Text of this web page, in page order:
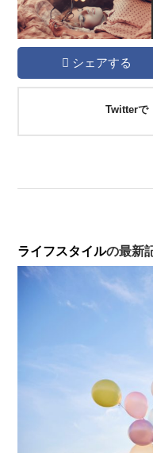
シェアする
Twitterで
ライフスタイルの最新